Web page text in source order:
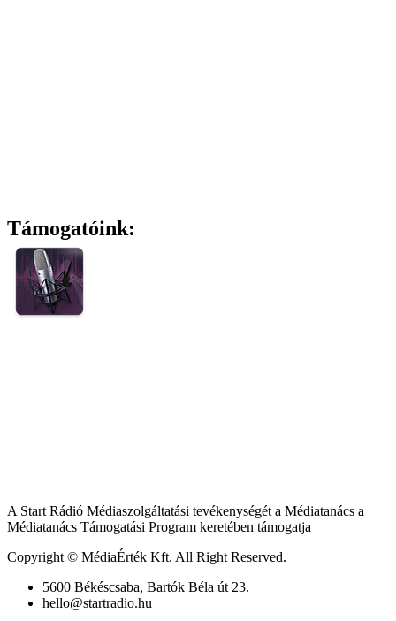
Támogatóink:
A Start Rádió Médiaszolgáltatási tevékenységét a Médiatanács a
Médiatanács Támogatási Program keretében támogatja
Copyright © MédiaÉrték Kft. All Right Reserved.
5600 Békéscsaba, Bartók Béla út 23.
hello@startradio.hu